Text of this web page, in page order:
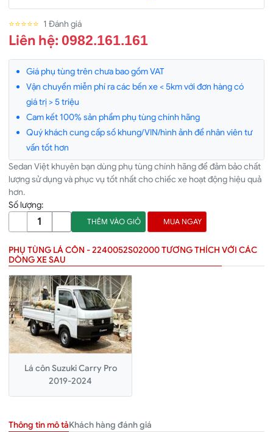
⭐⭐⭐⭐⭐ 1 Đánh giá
Liên hệ: 0982.161.161
Giá phụ tùng trên chưa bao gồm VAT
Vận chuyển miễn phí ra các bến xe < 5km với đơn hàng có
giá trị > 5 triệu
Cam kết 100% sản phẩm phụ tùng chính hãng
Quý khách cung cấp số khung/VIN/hình ảnh để nhân viên tư
vấn tốt hơn
Sedan Việt khuyên bạn dùng phụ tùng chính hãng để đảm bảo chất
lượng sử dụng và phục vụ tốt nhất cho chiếc xe hoạt động hiệu quả
hơn.
Số lượng:
THÊM VÀO GIỎ MUA NGAY
PHỤ TÙNG LÁ CÔN - 2240052S02000 TƯƠNG THÍCH VỚI CÁC
DÒNG XE SAU
Lá côn Suzuki Carry Pro
2019-2024
Thông tin mô tảKhách hàng đánh giá